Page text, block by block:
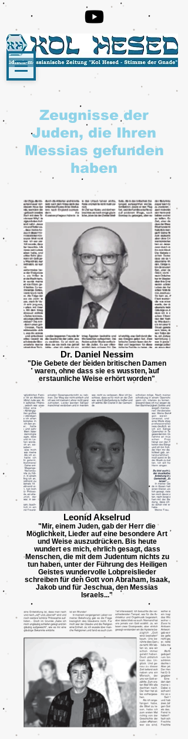
Zeugnisse der
Juden, die Ihren
Messias gefunden
haben
Dr. Daniel Nessim
"Die Gebete der beiden britischen Damen
waren, ohne dass sie es wussten, auf
erstaunliche Weise erhört worden"
Leonid Akselrud
"Mir, einem Juden, gab der Herr die
Möglichkeit, Lieder auf eine besondere Art
und Weise auszudrücken. Bis heute
wundert es mich, ehrlich gesagt, dass
Menschen, die mit dem Judentum nichts zu
tun haben, unter der Führung des Heiligen
Geistes wundervolle Lobpreislieder
schreiben für den Gott von Abraham, Isaak,
Jakob und für Jeschua, den Messias
Israels..."